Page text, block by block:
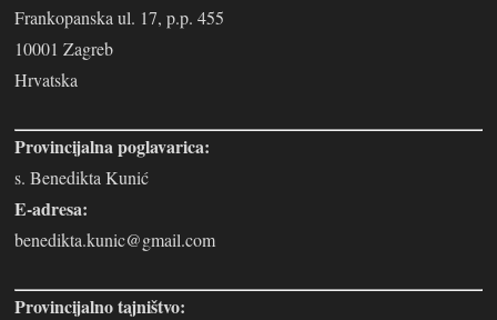
Frankopanska ul. 17, p.p. 455
10001 Zagreb
Hrvatska
Provincijalna poglavarica:
s. Benedikta Kunić
E-adresa:
benedikta.kunic@gmail.com
Provincijalno tajništvo: